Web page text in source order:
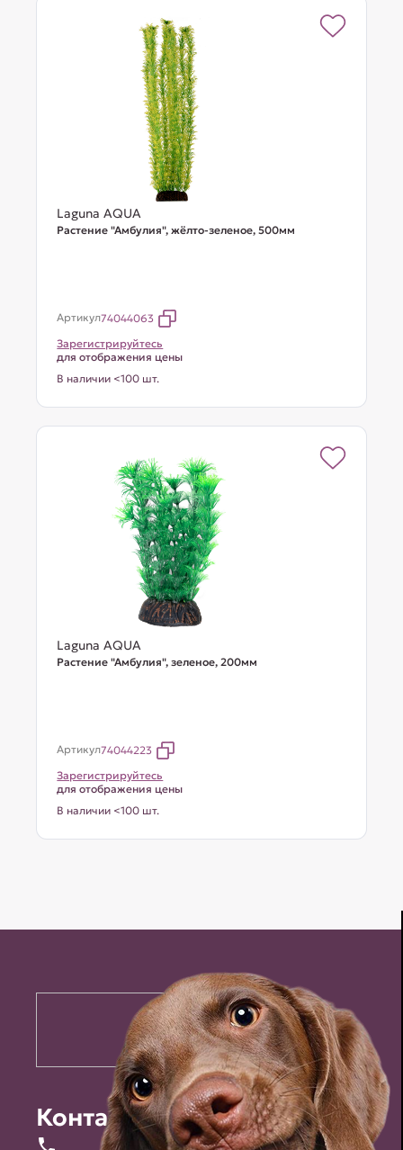
Laguna AQUA
Растение "Амбулия", жёлто-зеленое, 500мм
Артикул74044063
Зарегистрируйтесь
для отображения цены
В наличии <100 шт.
Laguna AQUA
Растение "Амбулия", зеленое, 200мм
Артикул74044223
Зарегистрируйтесь
для отображения цены
В наличии <100 шт.
Контакты